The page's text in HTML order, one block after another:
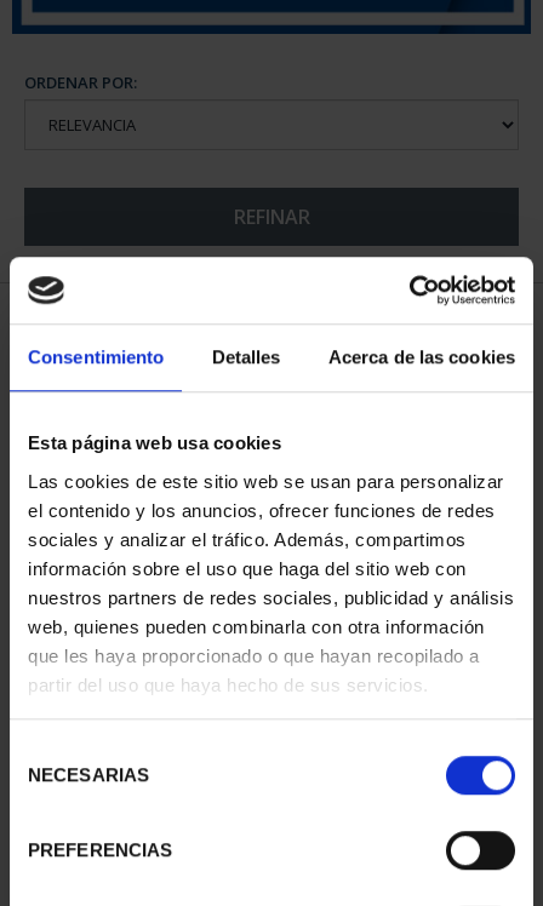
Consentimiento Detalles Acerca de las cookies
Esta página web usa cookies
Las cookies de este sitio web se usan para personalizar
el contenido y los anuncios, ofrecer funciones de redes
sociales y analizar el tráfico. Además, compartimos
información sobre el uso que haga del sitio web con
nuestros partners de redes sociales, publicidad y análisis
web, quienes pueden combinarla con otra información
que les haya proporcionado o que hayan recopilado a
partir del uso que haya hecho de sus servicios.
NECESARIAS
PREFERENCIAS
ORDENAR POR:
REFINAR
5 Productos encontrados
SUSCRIPCIÓN
CAPITALES DE
PROVINCIA 1
949,00 €
Sólo para usuarios
registrados
SUSCRIPCIÓN
CAPITALES DE
PROVINCIA 2
949,00 €
Sólo para usuarios
registrados